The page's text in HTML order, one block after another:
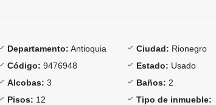
Departamento: Antioquia Ciudad: Rionegro
Código: 9476948 Estado: Usado
Alcobas: 3 Baños: 2
Pisos: 12
Tipo de inmueble: